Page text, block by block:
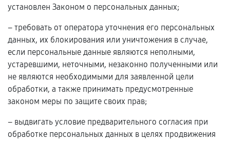
установлен Законом о персональных данных;
– требовать от оператора уточнения его персональных
данных, их блокирования или уничтожения в случае,
если персональные данные являются неполными,
устаревшими, неточными, незаконно полученными или
не являются необходимыми для заявленной цели
обработки, а также принимать предусмотренные
законом меры по защите своих прав;
– выдвигать условие предварительного согласия при
обработке персональных данных в целях продвижения